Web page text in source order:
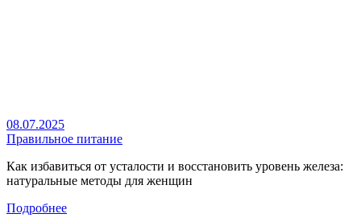
08.07.2025
Правильное питание
Как избавиться от усталости и восстановить уровень железа:
натуральные методы для женщин
Подробнее